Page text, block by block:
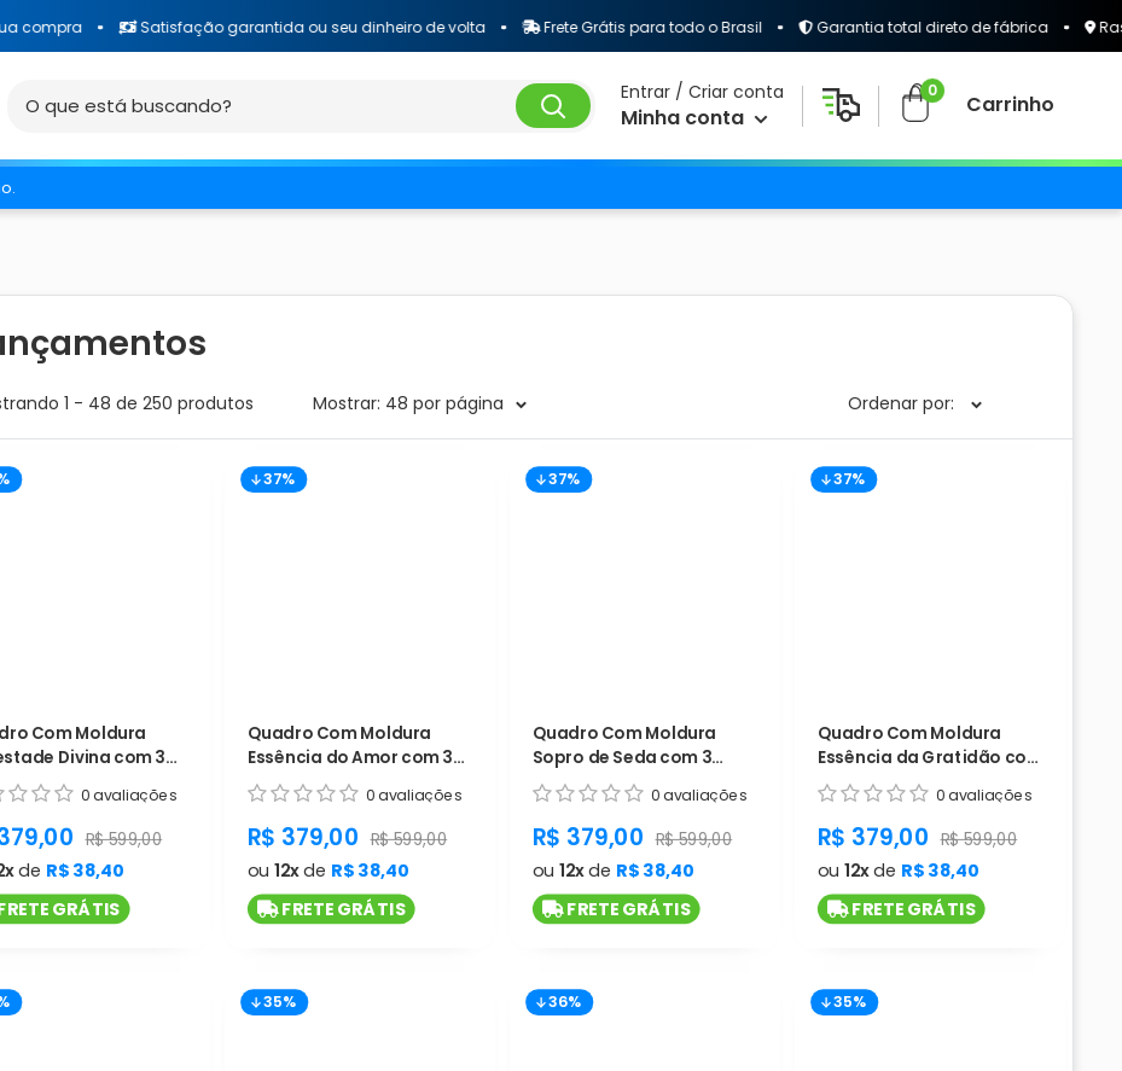
Satisfação garantida ou seu dinheiro de volta Frete Grátis para todo o Brasil Garantia total direto de fábrica
Entrar / Criar conta
Minha conta
0
Carrinho
1 - 48 de 250 produtos Mostrar: 48 por página Ordenar por:
Com Moldura
Divina com 3
- Cód. L1197
0 avaliações
product.general.regular_price
R$ 599,00
de R$ 38,40
GRÁTIS
37%
Quadro Com Moldura
Essência do Amor com 3
telas - Cód. L1196
0 avaliações
product.general.sale_price
R$ 379,00 product.general.regular_price
R$ 599,00
ou 12xde R$ 38,40
FRETE GRÁTIS
37%
Quadro Com Moldura
Sopro de Seda com 3
telas - Cód. L1195
0 avaliações
product.general.sale_price
R$ 379,00 product.general.regular_price
R$ 599,00
ou 12xde R$ 38,40
FRETE GRÁTIS
37%
Quadro Com Moldura
Essência da Gratidão com
3 telas - Cód. L1194
0 avaliações
R$ 379,00 R$ 599,00
ou 12xde R$ 38,40
FRETE GRÁTIS
35% 36% 35%